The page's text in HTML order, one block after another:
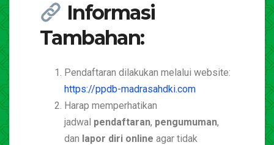
Informasi
Tambahan:
Pendaftaran dilakukan melalui website:
https://ppdb-madrasahdki.com
Harap memperhatikan
jadwal pendaftaran, pengumuman,
dan lapor diri online agar tidak